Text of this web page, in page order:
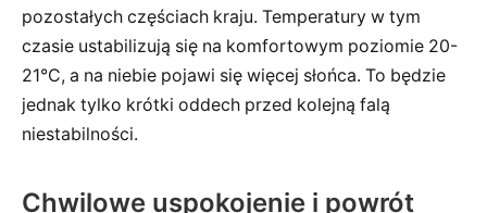
pozostałych częściach kraju. Temperatury w tym
czasie ustabilizują się na komfortowym poziomie 20-
21°C, a na niebie pojawi się więcej słońca. To będzie
jednak tylko krótki oddech przed kolejną falą
niestabilności.
Chwilowe uspokojenie i powrót